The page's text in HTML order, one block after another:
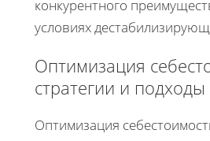
конкурентного
условиях
Оптимизация
стратегии и подходы
Оптимизация